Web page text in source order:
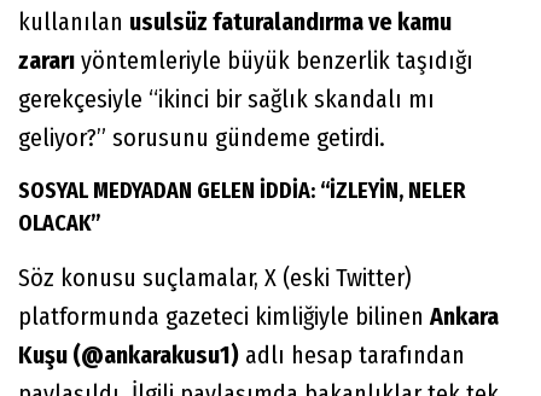
kullanılan usulsüz faturalandırma ve kamu
zararı yöntemleriyle büyük benzerlik taşıdığı
gerekçesiyle “ikinci bir sağlık skandalı mı
geliyor?” sorusunu gündeme getirdi.
SOSYAL MEDYADAN GELEN İDDİA: “İZLEYİN, NELER
OLACAK”
Söz konusu suçlamalar, X (eski Twitter)
platformunda gazeteci kimliğiyle bilinen Ankara
Kuşu (@ankarakusu1) adlı hesap tarafından